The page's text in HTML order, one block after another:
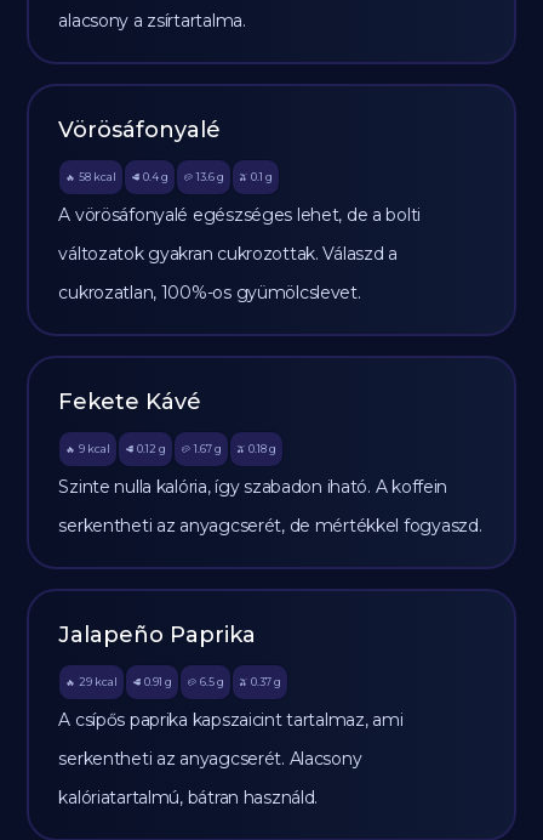
alacsony a zsírtartalma.
Vörösáfonyalé
🔥 58 kcal 🥩 0.4 g 🥔 13.6g 🫒 0.1 g
A vörösáfonyalé egészséges lehet, de a bolti
változatok gyakran cukrozottak. Válaszd a
cukrozatlan, 100%-os gyümölcslevet.
Fekete Kávé
🔥 9 kcal 🥩 0.12 g 🥔 1.67g 🫒 0.18 g
Szinte nulla kalória, így szabadon iható. A koffein
serkentheti az anyagcserét, de mértékkel fogyaszd.
Jalapeño Paprika
🔥 29 kcal 🥩 0.91 g 🥔 6.5g 🫒 0.37 g
A csípős paprika kapszaicint tartalmaz, ami
serkentheti az anyagcserét. Alacsony
kalóriatartalmú, bátran használd.